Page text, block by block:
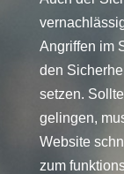
Angriffen im
den
setzen.
gelingen,
Website
zum